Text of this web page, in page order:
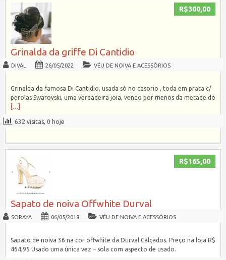
R$300,00
Grinalda da griffe Di Cantidio
DIVAL 26/05/2022 VÉU DE NOIVA E ACESSÓRIOS
Grinalda da famosa Di Cantidio, usada só no casorio , toda em prata c/
perolas Swarovski, uma verdadeira joia, vendo por menos da metade do
[…]
632 visitas, 0 hoje
R$165,00
Sapato de noiva Offwhite Durval
SORAYA 06/05/2019 VÉU DE NOIVA E ACESSÓRIOS
Sapato de noiva 36 na cor offwhite da Durval Calçados. Preço na loja R$
464,95 Usado uma única vez – sola com aspecto de usado.